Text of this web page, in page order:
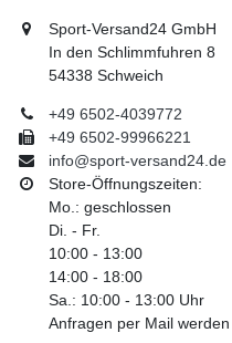
Sport-Versand24 GmbH
In den Schlimmfuhren 8
54338 Schweich
+49 6502-4039772
+49 6502-99966221
info@sport-versand24.de
Store-Öffnungszeiten:
Mo.: geschlossen
Di. - Fr.
10:00 - 13:00
14:00 - 18:00
Sa.: 10:00 - 13:00 Uhr
Anfragen per Mail